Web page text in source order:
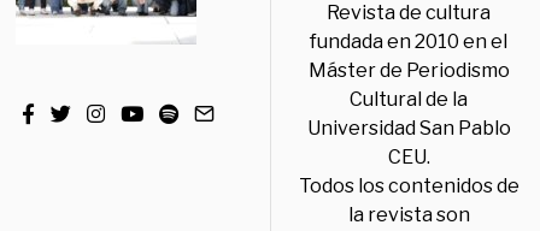
Revista de cultura
fundada en 2010 en el
Máster de Periodismo
Cultural de la
Universidad San Pablo
CEU.
Todos los contenidos de
la revista son